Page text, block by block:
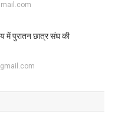
में पुरातन छात्र संघ की